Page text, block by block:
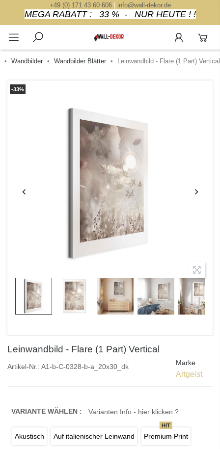
+49 (0) 171 43 60 606| info@wall-dekor.de
MEGA RABATT : 33 % - NUR HEUTE ! !
Wandbilder Wandbilder Blätter Leinwandbild - Flare (1 Part) Vertical
-33%
Leinwandbild - Flare (1 Part) Vertical
Artikel-Nr.: A1-b-C-0328-b-a_20x30_dk Marke
Artgeist
VARIANTE WÄHLEN : Varianten Info - hier klicken ?
Akustisch Auf italienischer Leinwand Premium Print
HIT